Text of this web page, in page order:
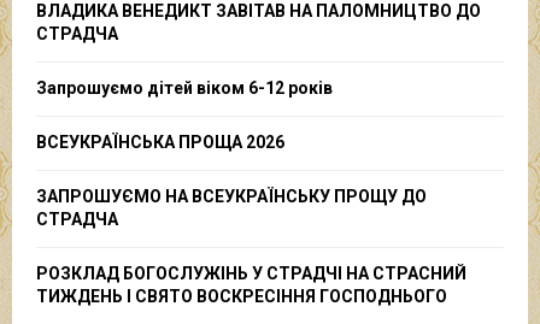
r
ВЛАДИКА ВЕНЕДИКТ ЗАВІТАВ НА ПАЛОМНИЦТВО ДО
СТРАДЧА
Запрошуємо дітей віком 6-12 років
ВСЕУКРАЇНСЬКА ПРОЩА 2026
ЗАПРОШУЄМО НА ВСЕУКРАЇНСЬКУ ПРОЩУ ДО
СТРАДЧА
РОЗКЛАД БОГОСЛУЖІНЬ У СТРАДЧІ НА СТРАСНИЙ
ТИЖДЕНЬ І СВЯТО ВОСКРЕСІННЯ ГОСПОДНЬОГО